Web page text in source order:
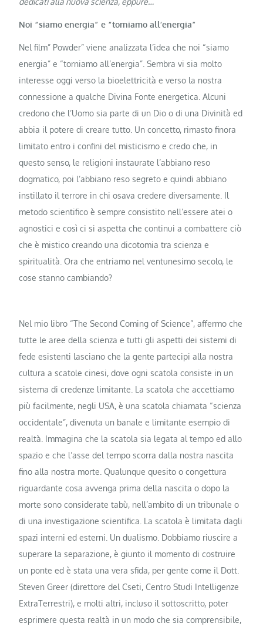
Noi “siamo energia” e “torniamo all’energia”
Nel film” Powder” viene analizzata l’idea che noi “siamo
energia” e “torniamo all’energia”. Sembra vi sia molto
interesse oggi verso la bioelettricità e verso la nostra
connessione a qualche Divina Fonte energetica. Alcuni
credono che l’Uomo sia parte di un Dio o di una Divinità ed
abbia il potere di creare tutto. Un concetto, rimasto finora
limitato entro i confini del misticismo e credo che, in
questo senso, le religioni instaurate l’abbiano reso
dogmatico, poi l’abbiano reso segreto e quindi abbiano
instillato il terrore in chi osava credere diversamente. Il
metodo scientifico è sempre consistito nell’essere atei o
agnostici e così ci si aspetta che continui a combattere ciò
che è mistico creando una dicotomia tra scienza e
spiritualità. Ora che entriamo nel ventunesimo secolo, le
cose stanno cambiando?
Nel mio libro “The Second Coming of Science”, affermo che
tutte le aree della scienza e tutti gli aspetti dei sistemi di
fede esistenti lasciano che la gente partecipi alla nostra
cultura a scatole cinesi, dove ogni scatola consiste in un
sistema di credenze limitante. La scatola che accettiamo
più facilmente, negli USA, è una scatola chiamata “scienza
occidentale”, divenuta un banale e limitante esempio di
realtà. Immagina che la scatola sia legata al tempo ed allo
spazio e che l’asse del tempo scorra dalla nostra nascita
fino alla nostra morte. Qualunque quesito o congettura
riguardante cosa avvenga prima della nascita o dopo la
morte sono considerate tabù, nell’ambito di un tribunale o
di una investigazione scientifica. La scatola è limitata dagli
spazi interni ed esterni. Un dualismo. Dobbiamo riuscire a
superare la separazione, è giunto il momento di costruire
un ponte ed è stata una vera sfida, per gente come il Dott.
Steven Greer (direttore del Cseti, Centro Studi Intelligenze
ExtraTerrestri), e molti altri, incluso il sottoscritto, poter
esprimere questa realtà in un modo che sia comprensibile,